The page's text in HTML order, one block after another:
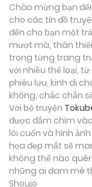
Chào mừng bạn
cho các tín đồ
đến cho bạn một
mượt mà, thân
trong từng trang
với nhiều thể loại,
phiêu lưu, kinh dị
không, chắc chắn
Với bộ truyện
được đắm chìm
lôi cuốn và hình
họa đẹp mắt sẽ
không thể nào
những ai đam mê
Shoujo